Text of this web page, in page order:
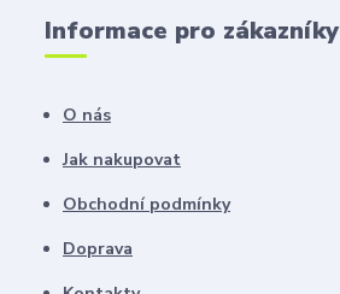
Informace pro zákazníky
O nás
Jak nakupovat
Obchodní podmínky
Doprava